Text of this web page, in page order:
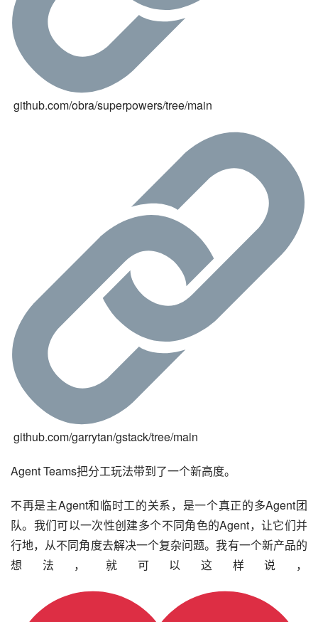
github.com/obra/superpowers/tree/main
github.com/garrytan/gstack/tree/main
Agent Teams把分工玩法带到了一个新高度。
不再是主Agent和临时工的关系，是一个真正的多Agent团
队。我们可以一次性创建多个不同角色的Agent，让它们并
行地，从不同角度去解决一个复杂问题。我有一个新产品的
想法，就可以这样说，